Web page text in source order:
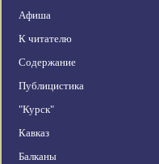
Афиша
К читателю
Содержание
Публицистика
"Курск"
Кавказ
Балканы